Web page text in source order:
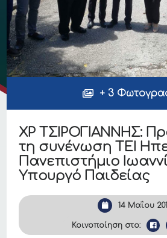
+ 3
ΧΡ ΤΣΙΡΟΓΙΑΝΝΗΣ:
τη συνένωση ΤΕΙ
Πανεπιστήμιο
Υπουργό Παιδείας
14 Μαΐου
Κοινοποίηση στο: